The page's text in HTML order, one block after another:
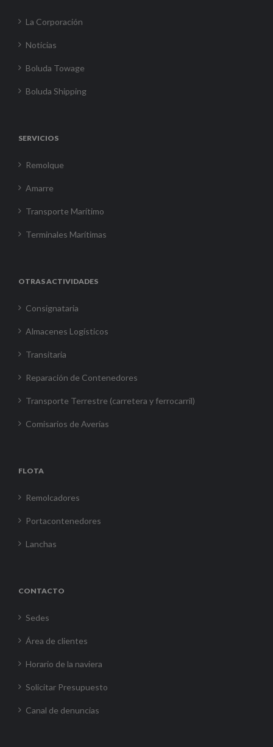
La Corporación
Noticias
Boluda Towage
Boluda Shipping
SERVICIOS
Remolque
Amarre
Transporte Marítimo
Terminales Marítimas
OTRAS ACTIVIDADES
Consignataria
Almacenes Logísticos
Transitaria
Reparación de Contenedores
Transporte Terrestre (carretera y ferrocarril)
Comisarios de Averías
FLOTA
Remolcadores
Portacontenedores
Lanchas
CONTACTO
Sedes
Área de clientes
Horario de la naviera
Solicitar Presupuesto
Canal de denuncias